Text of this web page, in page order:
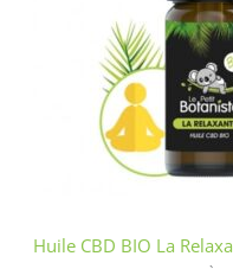
Huile CBD BIO La